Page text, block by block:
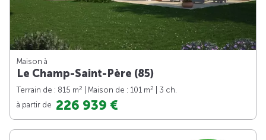
Maison à
Le Champ-Saint-Père (85)
Terrain de : 815 m2 | Maison de : 101 m2
| 3 ch.
à partir de 226 939 €